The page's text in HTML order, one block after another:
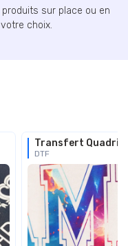
sur place ou en
choix.
Transfert Quadri
DTF